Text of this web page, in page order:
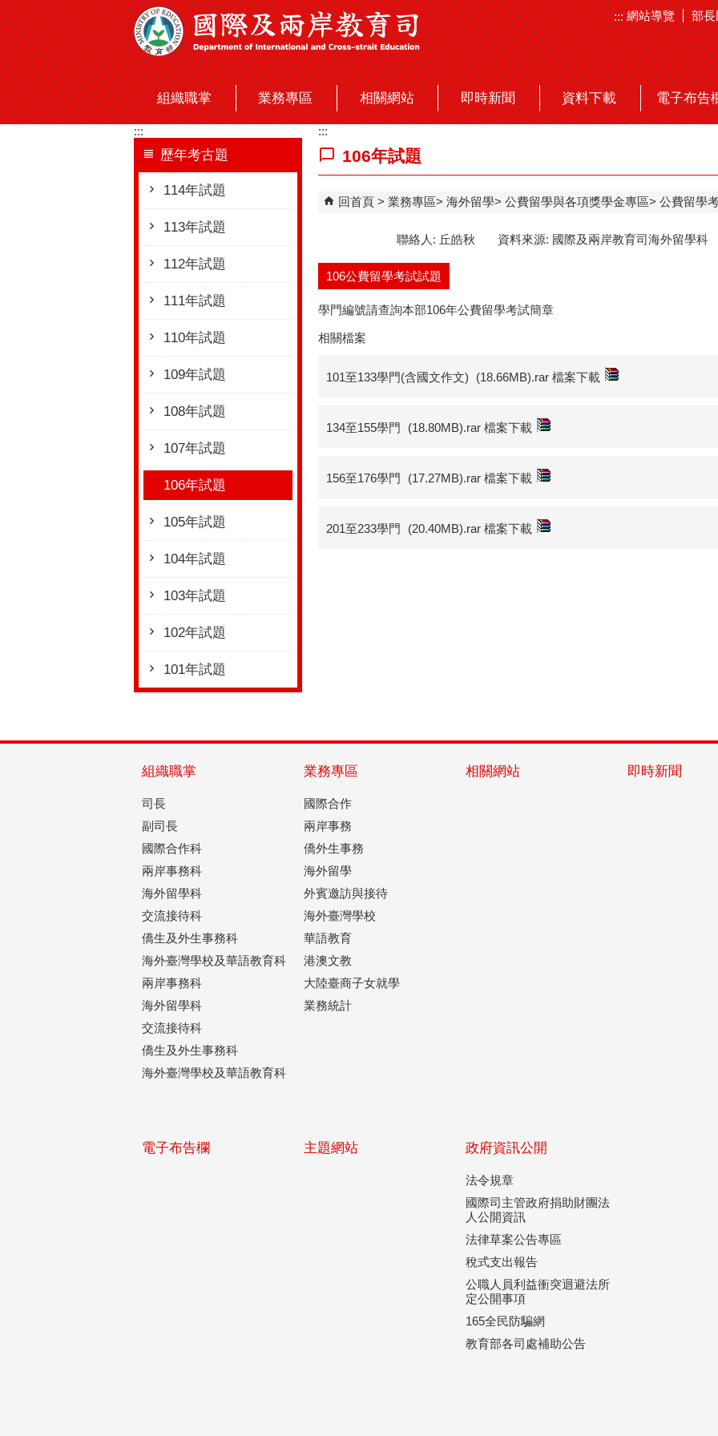
跳到主要內容區塊 :::網站導覽 部
組織職掌 業務專區 相關網站 即時新聞 資料下載 電子布告
:::
歷年考古題
114年試題
113年試題
112年試題
111年試題
110年試題
109年試題
108年試題
107年試題
106年試題
105年試題
104年試題
103年試題
102年試題
101年試題
:::
106年試題
回首頁 業務專區 海外留學 公費留學與各項獎學金專區 公費留學
聯絡人: 丘皓秋 資料來源: 國際及兩岸教育司海外留
106公費留學考試試題
學門編號請查詢本部106年公費留學考試簡章
相關檔案
101至133學門(含國文作文) (18.66MB).rar 檔案下載
134至155學門 (18.80MB).rar 檔案下載
156至176學門 (17.27MB).rar 檔案下載
201至233學門 (20.40MB).rar 檔案下載
組織職掌
司長
副司長
國際合作科
兩岸事務科
海外留學科
交流接待科
僑生及外生事務科
海外臺灣學校及華語教育科
兩岸事務科
海外留學科
交流接待科
僑生及外生事務科
海外臺灣學校及華語教育科
業務專區
國際合作
兩岸事務
僑外生事務
海外留學
外賓邀訪與接待
海外臺灣學校
華語教育
港澳文教
大陸臺商子女就學
業務統計
相關網站 即時新聞
電子布告欄 主題網站 政府資訊公開
法令規章
國際司主管政府捐助財團法
人公開資訊
法律草案公告專區
稅式支出報告
公職人員利益衝突迴避法所
定公開事項
165全民防騙網
教育部各司處補助公告